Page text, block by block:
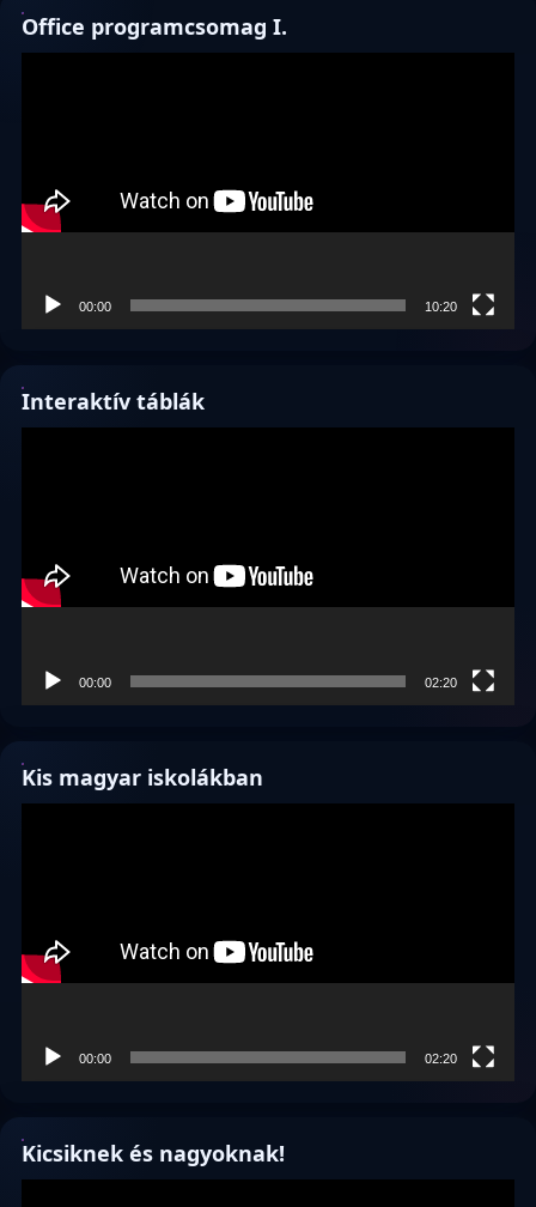
Office programcsomag I.
00:00 10:20
Interaktív táblák
00:00 02:20
Kis magyar iskolákban
00:00 02:20
Kicsiknek és nagyoknak!